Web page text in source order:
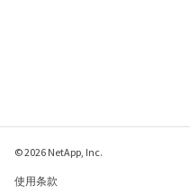
© 2026 NetApp, Inc.
使用条款